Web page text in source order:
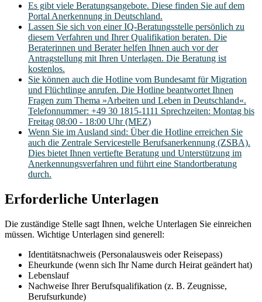
Es gibt viele Beratungsangebote. Diese finden Sie auf dem
Portal Anerkennung in Deutschland.
Lassen Sie sich von einer IQ-Beratungsstelle persönlich zu
diesem Verfahren und Ihrer Qualifikation beraten. Die
Beraterinnen und Berater helfen Ihnen auch vor der
Antragstellung mit Ihren Unterlagen. Die Beratung ist
kostenlos.
Sie können auch die Hotline vom Bundesamt für Migration
und Flüchtlinge anrufen. Die Hotline beantwortet Ihnen
Fragen zum Thema »Arbeiten und Leben in Deutschland«.
Telefonnummer: +49 30 1815-1111 Sprechzeiten: Montag bis
Freitag 08:00 - 18:00 Uhr (MEZ)
Wenn Sie im Ausland sind: Über die Hotline erreichen Sie
auch die Zentrale Servicestelle Berufsanerkennung (ZSBA).
Dies bietet Ihnen vertiefte Beratung und Unterstützung im
Anerkennungsverfahren und führt eine Standortberatung
durch.
Erforderliche Unterlagen
Die zuständige Stelle sagt Ihnen, welche Unterlagen Sie einreichen
müssen. Wichtige Unterlagen sind generell:
Identitätsnachweis (Personalausweis oder Reisepass)
Eheurkunde (wenn sich Ihr Name durch Heirat geändert hat)
Lebenslauf
Nachweise Ihrer Berufsqualifikation (z. B. Zeugnisse,
Berufsurkunde)